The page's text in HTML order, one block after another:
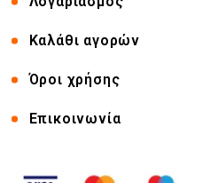
Καλάθι αγορών
Όροι χρήσης
Επικοινωνία